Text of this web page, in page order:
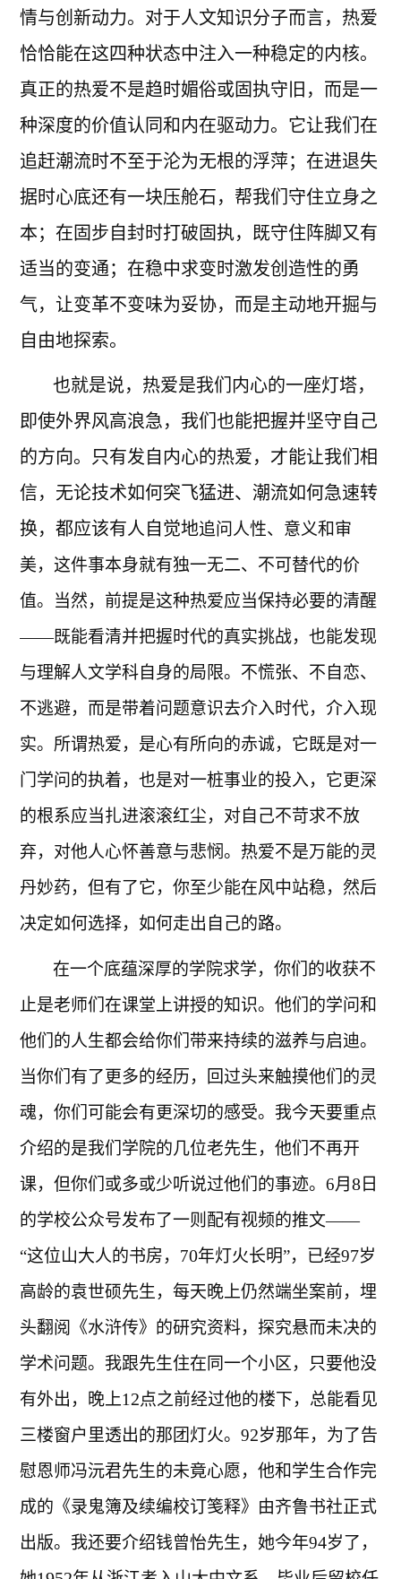
情与创新动力。对于人文知识分子而言，热爱
恰恰能在这四种状态中注入一种稳定的内核。
真正的热爱不是趋时媚俗或固执守旧，而是一
种深度的价值认同和内在驱动力。它让我们在
追赶潮流时不至于沦为无根的浮萍；在进退失
据时心底还有一块压舱石，帮我们守住立身之
本；在固步自封时打破固执，既守住阵脚又有
适当的变通；在稳中求变时激发创造性的勇
气，让变革不变味为妥协，而是主动地开掘与
自由地探索。
也就是说，热爱是我们内心的一座灯塔，
即使外界风高浪急，我们也能把握并坚守自己
的方向。只有发自内心的热爱，才能让我们相
信，无论技术如何突飞猛进、潮流如何急速转
换，都应该有人自觉地追问人性、意义和审
美，这件事本身就有独一无二、不可替代的价
值。当然，前提是这种热爱应当保持必要的清醒
——既能看清并把握时代的真实挑战，也能发现
与理解人文学科自身的局限。不慌张、不自恋、
不逃避，而是带着问题意识去介入时代，介入现
实。所谓热爱，是心有所向的赤诚，它既是对一
门学问的执着，也是对一桩事业的投入，它更深
的根系应当扎进滚滚红尘，对自己不苛求不放
弃，对他人心怀善意与悲悯。热爱不是万能的灵
丹妙药，但有了它，你至少能在风中站稳，然后
决定如何选择，如何走出自己的路。
在一个底蕴深厚的学院求学，你们的收获不
止是老师们在课堂上讲授的知识。他们的学问和
他们的人生都会给你们带来持续的滋养与启迪。
当你们有了更多的经历，回过头来触摸他们的灵
魂，你们可能会有更深切的感受。我今天要重点
介绍的是我们学院的几位老先生，他们不再开
课，但你们或多或少听说过他们的事迹。6月8日
的学校公众号发布了一则配有视频的推文——
“这位山大人的书房，70年灯火长明”，已经97岁
高龄的袁世硕先生，每天晚上仍然端坐案前，埋
头翻阅《水浒传》的研究资料，探究悬而未决的
学术问题。我跟先生住在同一个小区，只要他没
有外出，晚上1 2点之前经过他的楼下，总能看见
三楼窗户里透出的那团灯火。92岁那年，为了告
慰恩师冯沅君先生的未竟心愿，他和学生合作完
成的《录鬼簿及续编校订笺释》由齐鲁书社正式
出版。我还要介绍钱曾怡先生，她今年94岁了，